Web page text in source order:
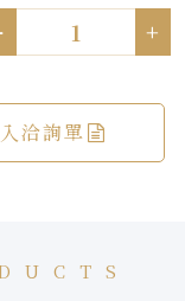
+
洽詢單